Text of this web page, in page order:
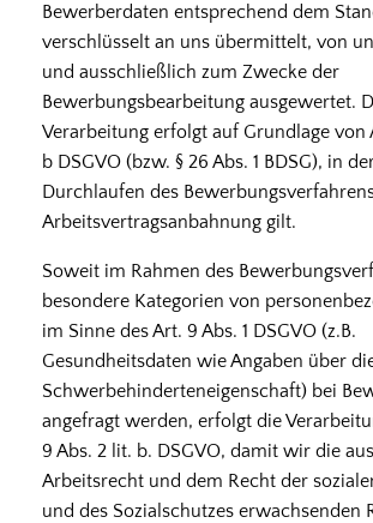
Bewerberdaten entsprechend dem
verschlüsselt an uns übermittelt, von
und ausschließlich zum Zwecke der
Bewerbungsbearbeitung ausgewertet.
Verarbeitung erfolgt auf Grundlage von
b DSGVO (bzw. § 26 Abs. 1 BDSG), in
Durchlaufen des
Arbeitsvertragsanbahnung gilt.
Soweit im Rahmen des
besondere Kategorien von
im Sinne des Art. 9 Abs. 1 DSGVO (z.B.
Gesundheitsdaten wie Angaben über
Schwerbehinderteneigenschaft) bei
angefragt werden, erfolgt die
9 Abs. 2 lit. b. DSGVO, damit wir die
Arbeitsrecht und dem Recht der
und des Sozialschutzes erwachsenden